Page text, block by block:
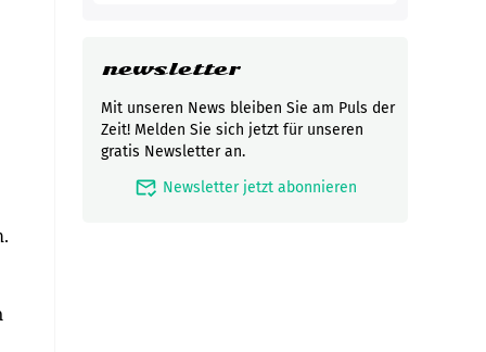
newsletter
Mit unseren News bleiben Sie am Puls der
Zeit! Melden Sie sich jetzt für unseren
gratis Newsletter an.
mark_email_read Newsletter jetzt abonnieren